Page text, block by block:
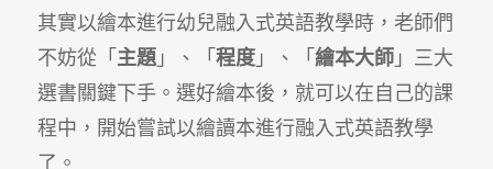
其實以繪本進行幼兒融入式英語教學時，老師們
不妨從「 主題」、「 程度」、「 繪本大師」三大
選書關鍵下手。選好繪本後，就可以在自己的課
程中，開始嘗試以繪讀本進行融入式英語教學
了。